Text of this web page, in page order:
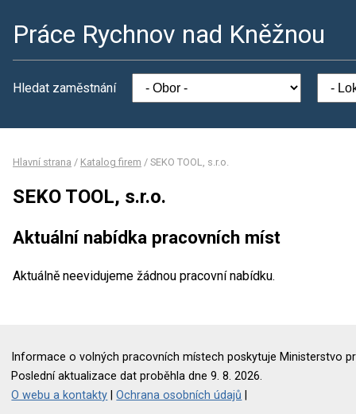
Práce Rychnov nad Kněžnou
Hledat zaměstnání
Hlavní strana / Katalog firem / SEKO TOOL, s.r.o.
SEKO TOOL, s.r.o.
Aktuální nabídka pracovních míst
Aktuálně neevidujeme žádnou pracovní nabídku.
Informace o volných pracovních místech poskytuje Ministerstvo
Poslední aktualizace dat proběhla dne 9. 8. 2026.
O webu a kontakty |Ochrana osobních údajů